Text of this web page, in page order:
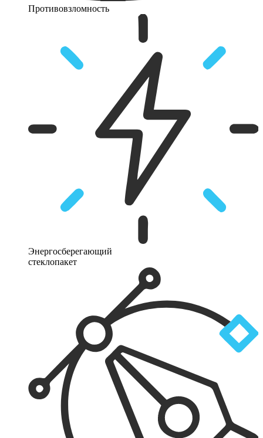
Противовзломность
Энергосберегающий
стеклопакет